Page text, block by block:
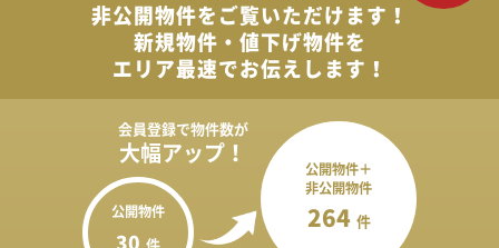
非公開物件を ご覧いただけます！
新規物件・値下げ物件を
エリア最速でお伝えします！
会員登録で物件数が
大幅アップ！
公開物件
30 件
公開物件＋
非公開物件
264 件